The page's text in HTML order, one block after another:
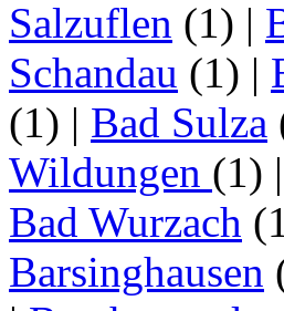
Salzuflen (1) |
Schandau (1) |
(1) | Bad Sulza
Wildungen (1) |
Bad Wurzach
Barsinghausen